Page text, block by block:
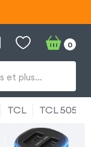
et plus…
0
TCL TCL 505